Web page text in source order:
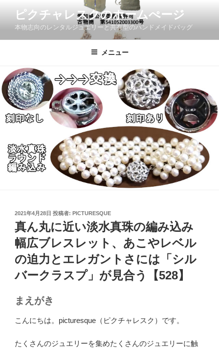
ン
ス
キ
ッ
ピクチャレスクのホームぺージ
本物志向のレンタルジュエリーと共有型のハンドメイドバッグ
メニュー
投
稿
日:
2021年4月28日 投稿者: PICTURESQUE
真ん丸に近い淡水真珠の編み込み
幅広ブレスレット、あこやレベル
の迫力とエレガントさには「シル
バークラスプ」が見合う【528】
まえがき
こんにちは。picturesque（ピクチャレスク）です。
たくさんのジュエリーを集めたくさんのジュエリーに触